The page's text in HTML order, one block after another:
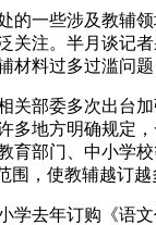
一些涉及教辅领
关注。半月谈记
材料过多过滥问题
部委多次出台加
多地方明确规定
育部门、中小学
围，使教辅越订越
去年订购《语文